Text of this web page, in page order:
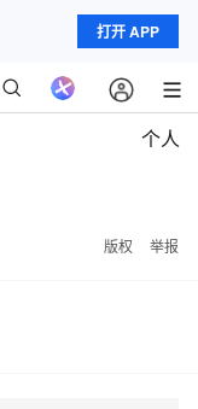
打开 APP
个人
版权 举报